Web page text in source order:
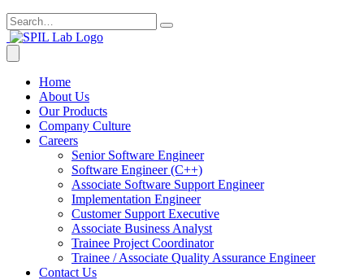
Home
About Us
Our Products
Company Culture
Careers
Senior Software Engineer
Software Engineer (C++)
Associate Software Support Engineer
Implementation Engineer
Customer Support Executive
Associate Business Analyst
Trainee Project Coordinator
Trainee / Associate Quality Assurance Engineer
Contact Us